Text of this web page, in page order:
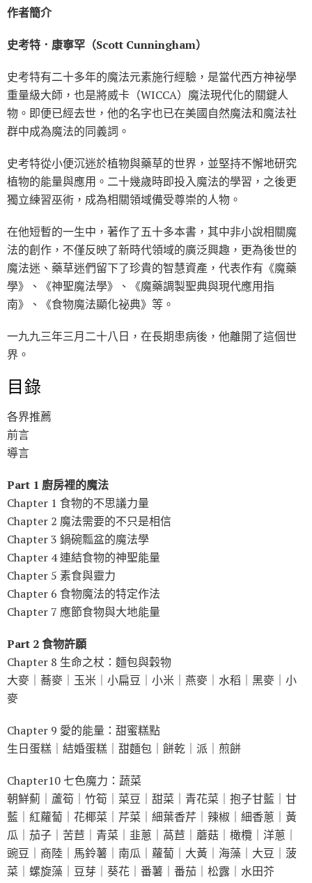
作者簡介
史考特．康寧罕（Scott Cunningham）
史考特有二十多年的魔法元素施行經驗，是當代西方神祕學
重量級大師，也是將威卡（WICCA）魔法現代化的關鍵人
物。即便已經去世，他的名字也已在美國自然魔法和魔法社
群中成為魔法的同義詞。
史考特從小便沉迷於植物與藥草的世界，並堅持不懈地研究
植物的能量與應用。二十幾歲時即投入魔法的學習，之後更
獨立練習巫術，成為相關領域備受尊崇的人物。
在他短暫的一生中，著作了五十多本書，其中非小說相關魔
法的創作，不僅反映了新時代領域的廣泛興趣，更為後世的
魔法迷、藥草迷們留下了珍貴的智慧資產，代表作有《魔藥
學》、《神聖魔法學》、《魔藥調製聖典與現代應用指
南》、《食物魔法顯化祕典》等。
一九九三年三月二十八日，在長期患病後，他離開了這個世
界。
目錄
各界推薦
前言
導言
Part 1 廚房裡的魔法
Chapter 1 食物的不思議力量
Chapter 2 魔法需要的不只是相信
Chapter 3 鍋碗瓢盆的魔法學
Chapter 4 連結食物的神聖能量
Chapter 5 素食與靈力
Chapter 6 食物魔法的特定作法
Chapter 7 應節食物與大地能量
Part 2 食物許願
Chapter 8 生命之杖：麵包與穀物
大麥｜蕎麥｜玉米｜小扁豆｜小米｜燕麥｜水稻｜黑麥｜小
麥
Chapter 9 愛的能量：甜蜜糕點
生日蛋糕｜結婚蛋糕｜甜麵包｜餅乾｜派｜煎餅
Chapter10 七色魔力：蔬菜
朝鮮薊｜蘆筍｜竹筍｜菜豆｜甜菜｜青花菜｜抱子甘藍｜甘
藍｜紅蘿蔔｜花椰菜｜芹菜｜細葉香芹｜辣椒｜細香蔥｜黃
瓜｜茄子｜苦苣｜青菜｜韭蔥｜萵苣｜蘑菇｜橄欖｜洋蔥｜
豌豆｜商陸｜馬鈴薯｜南瓜｜蘿蔔｜大黃｜海藻｜大豆｜菠
菜｜螺旋藻｜豆芽｜葵花｜番薯｜番茄｜松露｜水田芥